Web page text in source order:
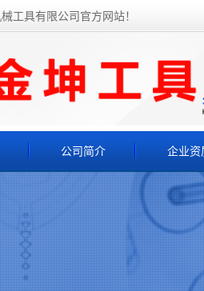
工具有限公司官方网站！
公司简介
公司简介
联系我们
企业资